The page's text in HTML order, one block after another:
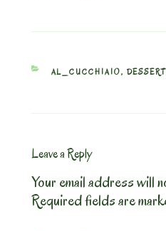
CATEGORIES
AL_CUCCHIAIO, DESSERT
Leave a Reply
Your email address will
Required fields are